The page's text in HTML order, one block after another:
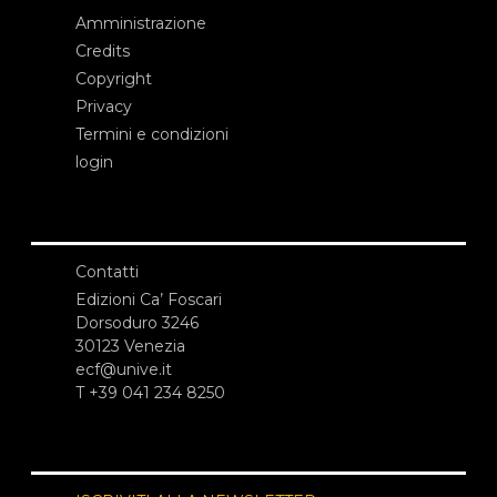
Amministrazione
Credits
Copyright
Privacy
Termini e condizioni
login
Contatti
Edizioni Ca’ Foscari
Dorsoduro 3246
30123 Venezia
ecf@unive.it
T +39 041 234 8250